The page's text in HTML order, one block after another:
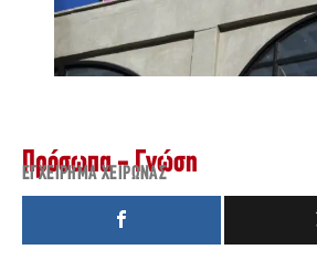
Πρόσωπα - Γνώση
ΕΓΧΕΊΡΗΜΑ ΧΕΊΡΩΝΑΣ